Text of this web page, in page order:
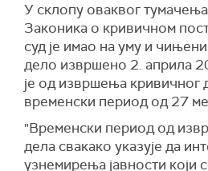
У склопу оваквог
Законика о кривичном
суд је имао на уму и
дело извршено 2. априла
је од извршења кривичног
временски период од 27
"Временски период од
дела свакако указује да
узнемирења јавности који